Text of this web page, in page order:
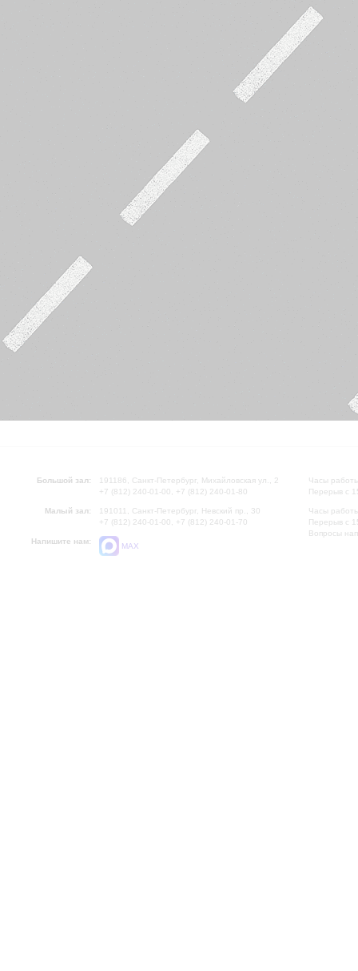
Большой зал:
191186, Санкт-Петербург, Михайловская ул., 2
+7 (812) 240-01-00, +7 (812) 240-01-80
Малый зал:
191011, Санкт-Петербург, Невский пр., 30
+7 (812) 240-01-00, +7 (812) 240-01-70
Напишите нам:
MAX
Часы
Перерыв с
Часы
Перерыв с
Вопросы